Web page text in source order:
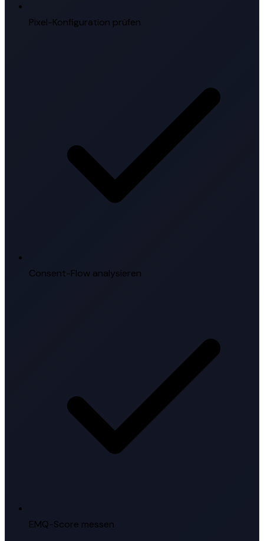
Pixel-Konfiguration prüfen
Consent-Flow analysieren
EMQ-Score messen